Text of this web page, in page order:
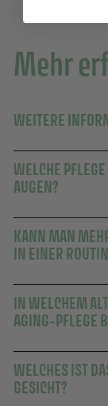
Mehr
WEITERE
WELCHE
AUGEN?
KANN MAN
IN EINER
IN WELCHEM
AGING-PFLEGE
WELCHES IST
GESICHT?